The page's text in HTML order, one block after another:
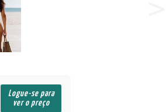
Logue-se para
ver o preço